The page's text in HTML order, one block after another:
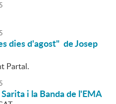
dies d'agost" de Josep
Partal.
i la Banda de l'EMA